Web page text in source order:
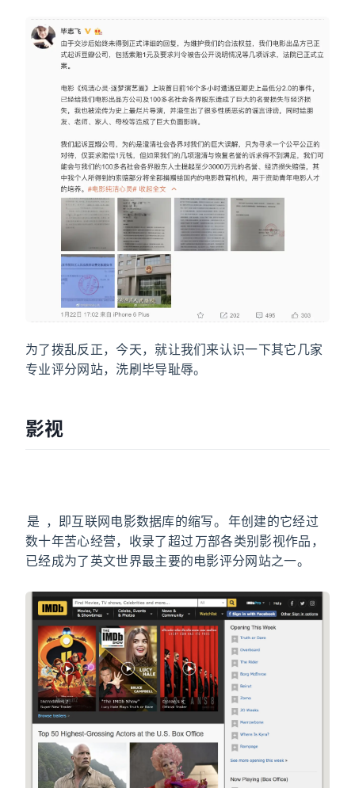
为了拨乱反正，今天，就让我们来认识一下其它几家
专业评分网站，洗刷毕导耻辱。
影视
是 Internet Movie Database，即互联网电影数据库的缩写。1990 年创建的它经过
数十年苦心经营，收录了超过 400 万部各类别影视作品，
已经成为了英文世界最主要的电影评分网站之一。